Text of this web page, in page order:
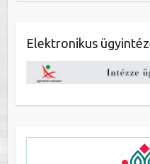
Elektronikus